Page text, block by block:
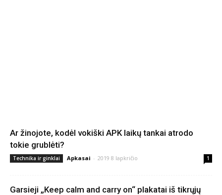
Ar žinojote, kodėl vokiški APK laikų tankai atrodo
tokie grublėti?
Technika ir ginklai Apkasai - 2019 8 lapkričio 1
Garsieji „Keep calm and carry on“ plakatai iš tikrųjų